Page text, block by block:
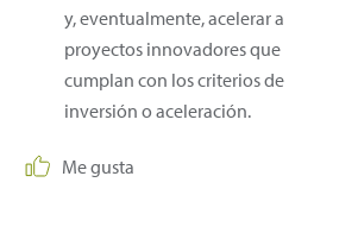
y, eventualmente, acelerar a
proyectos innovadores que
cumplan con los criterios de
inversión o aceleración.
Me gusta